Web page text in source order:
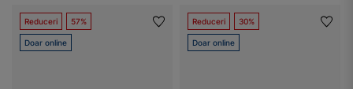
Reduceri 57%
Doar online
Reduceri 30%
Doar online